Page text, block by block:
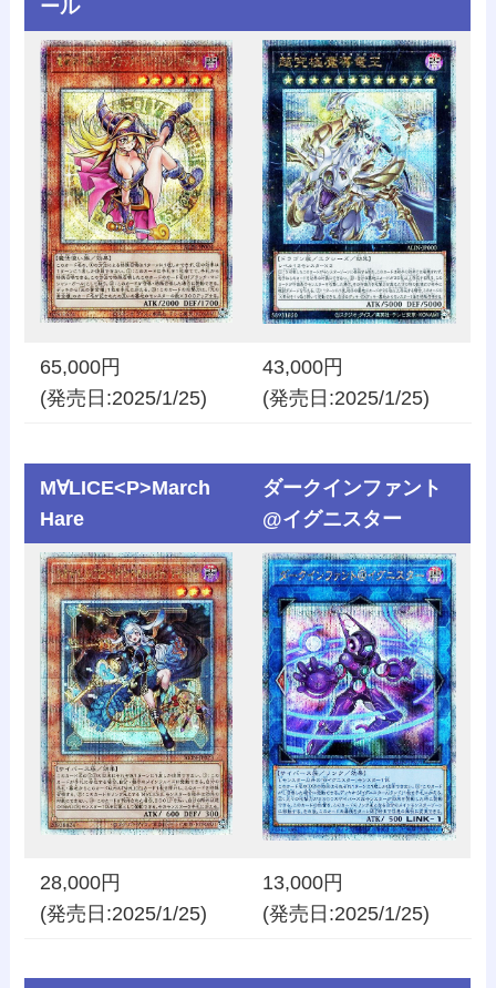
ール
65,000円
(発売日:2025/1/25)
43,000円
(発売日:2025/1/25)
M∀LICE<P>March
Hare
ダークインファント
@イグニスター
28,000円
(発売日:2025/1/25)
13,000円
(発売日:2025/1/25)